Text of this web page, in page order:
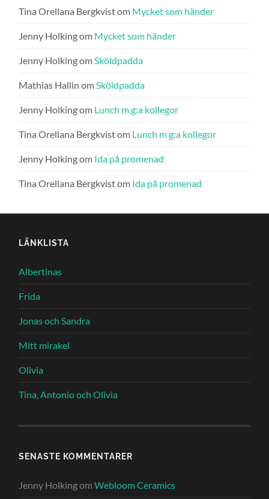
Tina Orellana Bergkvistom Mycket som händer
Jenny Holkingom Mycket som händer
Jenny Holkingom Sköldpadda
Mathias Hallin om Sköldpadda
Jenny Holkingom Lunch m g:a kollegor
Tina Orellana Bergkvistom Lunch m g:a kollegor
Jenny Holkingom Ida på promenad
Tina Orellana Bergkvistom Ida på promenad
LÄNKLISTA
Albertinas
Frida
Jonas och Sandra
Mitt mirakel
Olivia
Tina, Antonio och Olivia
SENASTE KOMMENTARER
Jenny HolkingomWebloom Ceramics